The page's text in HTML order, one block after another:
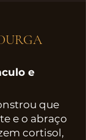
e
que
e o abraço
cortisol,